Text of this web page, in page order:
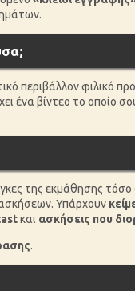
περιβάλλον φιλικό
ένα βίντεο το οποίο
της εκμάθησης
Υπάρχουν
και ασκήσεις που
.